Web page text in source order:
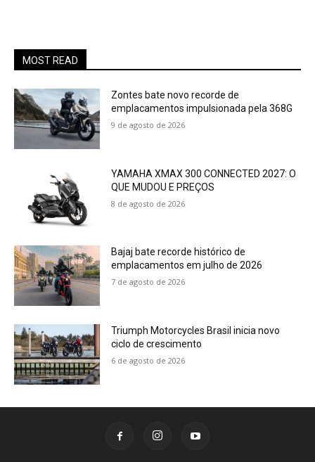
MOST READ
Zontes bate novo recorde de
emplacamentos impulsionada pela 368G
9 de agosto de 2026
YAMAHA XMAX 300 CONNECTED 2027: O
QUE MUDOU E PREÇOS
8 de agosto de 2026
Bajaj bate recorde histórico de
emplacamentos em julho de 2026
7 de agosto de 2026
Triumph Motorcycles Brasil inicia novo
ciclo de crescimento
6 de agosto de 2026